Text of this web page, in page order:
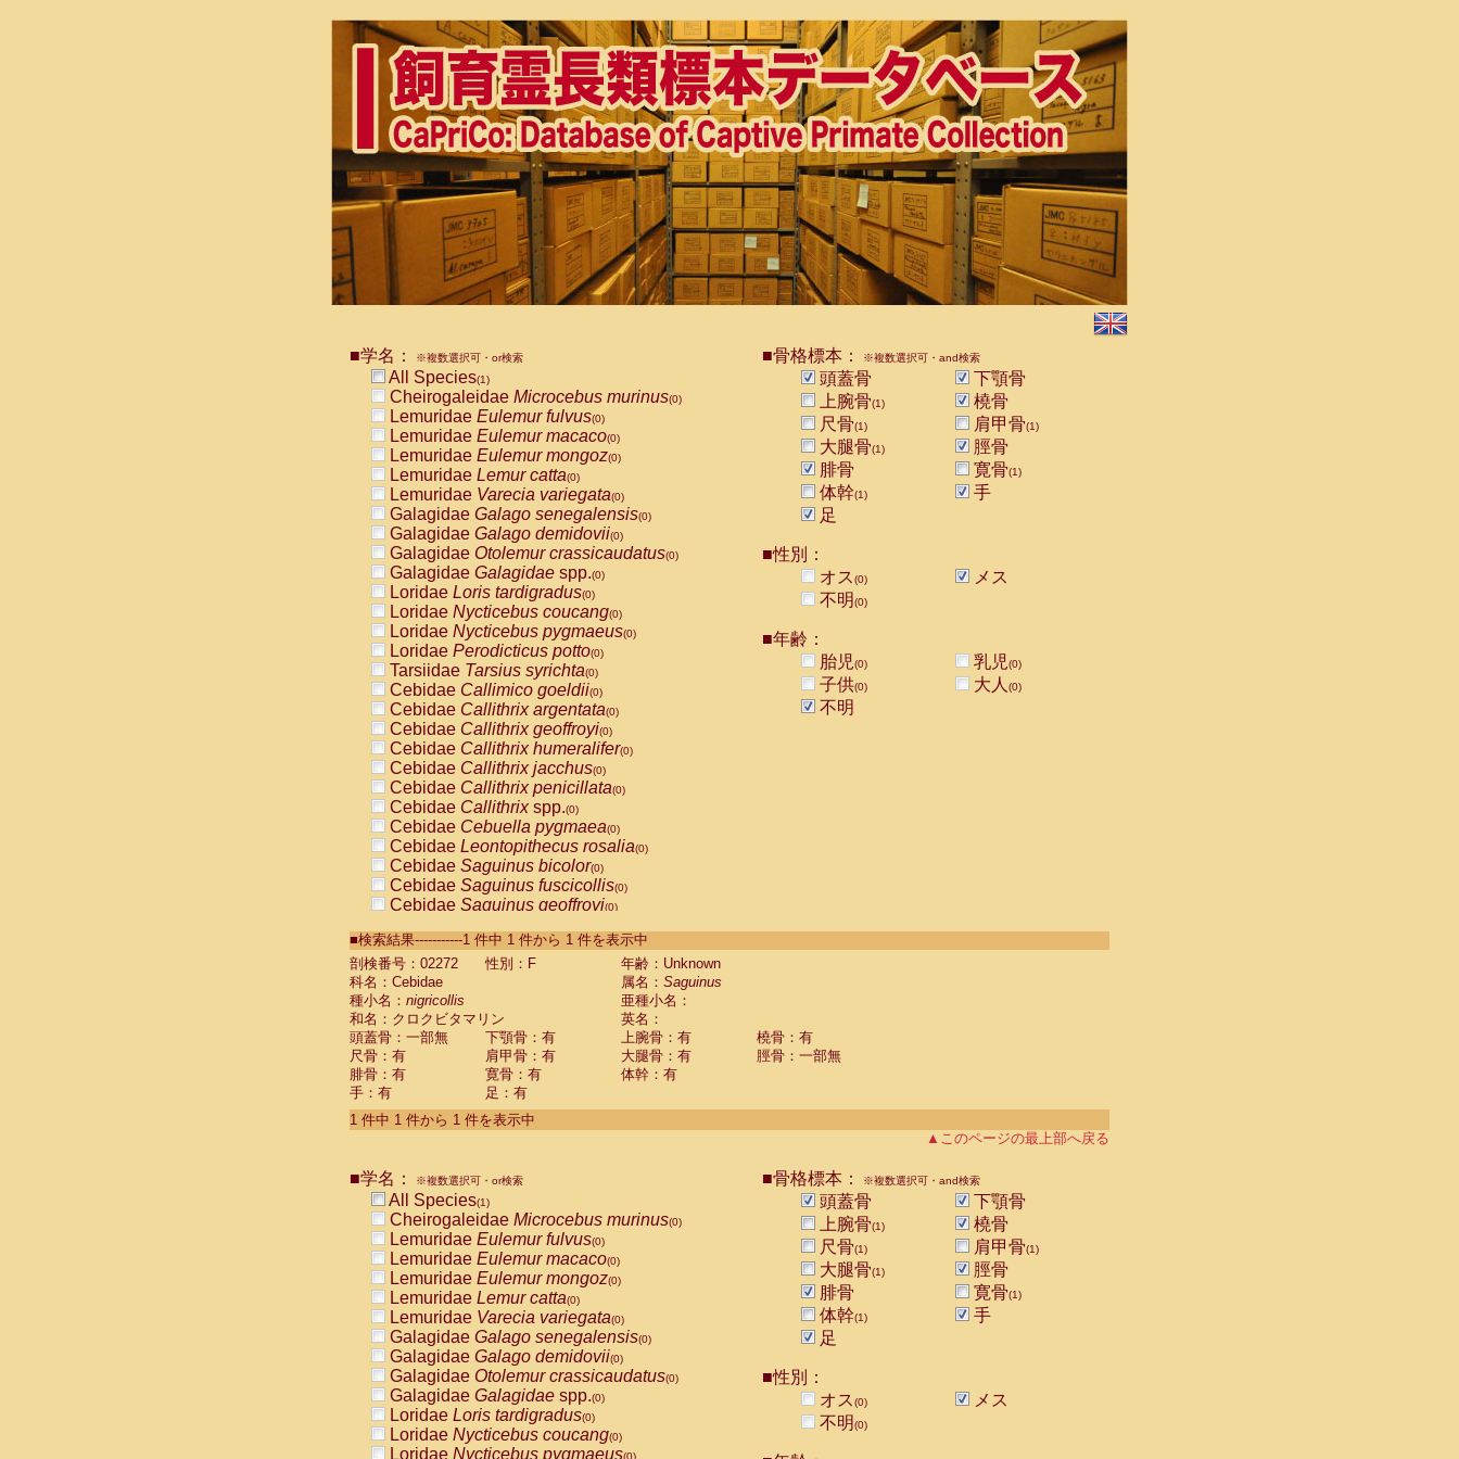
■学名： ※複数選択可・or検索
All Species(1)
Cheirogaleidae Microcebus murinus(0)
Lemuridae Eulemur fulvus(0)
Lemuridae Eulemur macaco(0)
Lemuridae Eulemur mongoz(0)
Lemuridae Lemur catta(0)
Lemuridae Varecia variegata(0)
Galagidae Galago senegalensis(0)
Galagidae Galago demidovii(0)
Galagidae Otolemur crassicaudatus(0)
Galagidae Galagidae spp.(0)
Loridae Loris tardigradus(0)
Loridae Nycticebus coucang(0)
Loridae Nycticebus pygmaeus(0)
Loridae Perodicticus potto(0)
Tarsiidae Tarsius syrichta(0)
Cebidae Callimico goeldii(0)
Cebidae Callithrix argentata(0)
Cebidae Callithrix geoffroyi(0)
Cebidae Callithrix humeralifer(0)
Cebidae Callithrix jacchus(0)
Cebidae Callithrix penicillata(0)
Cebidae Callithrixspp.(0)
Cebidae Cebuella pygmaea(0)
Cebidae Leontopithecus rosalia(0)
Cebidae Saguinus bicolor(0)
Cebidae Saguinus fuscicollis(0)
Cebidae Saguinus geoffroyi(0)
CebidaeSaguinus labiatus(0)
Cebidae Saguinus leucopus (0)
Cebidae
CebidaeSaguinus mystax
CebidaeSaguinus nigricollis (1)
Cebidae Saguinus oedipus
Cebidae Saguinus weddelli
Cebidae Saguinusspp.
Cebidae Aotus trivirgatus
Cebidae Cebus albifrons
CebidaeCebus nigrivittatus
CebidaeCebus
CebidaeSaimiri boliviensis(0)
CebidaeSaimiri sciureus(0)
AtelidaeAlouatta caraya(0)
AtelidaeAlouatta fusca(0)
AtelidaeAlouatta seniculus
AtelidaeAlouattaspp.(0)
AtelidaeAteles belzebuth(0)
AtelidaeAteles geoffroyi(0)
AtelidaeAteles paniscus(0)
AtelidaeAtelesspp.(0)
Atelidae Lagothrix lagothricha
AtelidaeLagothrix lagothricha cana
PitheciidaeCacajao calvus rubicundus
■骨格標本： ※複数選択可・and検索
頭蓋骨
下顎骨
上腕骨(1)
橈骨
尺骨(1) 肩甲骨(1)
大腿骨(1)
脛骨
腓骨
寛骨(1)
体幹(1)
手
足
■性別：
オス(0)
メス
不明(0)
■年齢：
胎児(0) 乳児(0)
子供(0) 大人 (0)
不明
■検索結果-----------1 件中 1 件から 1 件を表示中
剖検番号：02272
性別：F
年齢：Unknown
科名：Cebidae
属名： Saguinus
種小名： nigricollis
亜種小名：
和名：クロクビタマリン
英名：
頭蓋骨：一部無
下顎骨：有 上腕骨：有
橈骨：有
尺骨：有
肩甲骨：有 大腿骨：有
脛骨：一部無
腓骨：有
寛骨：有
体幹：有
手：有
足：有
1 件中 1 件から 1 件を表示中
▲このページの最上部へ戻る
■学名： ※複数選択可・or検索
All Species(1)
Cheirogaleidae Microcebus murinus(0)
Lemuridae Eulemur fulvus(0)
Lemuridae Eulemur macaco(0)
Lemuridae Eulemur mongoz(0)
Lemuridae Lemur catta(0)
Lemuridae Varecia variegata(0)
Galagidae Galago senegalensis(0)
Galagidae Galago demidovii(0)
Galagidae Otolemur crassicaudatus(0)
Galagidae Galagidae spp.(0)
Loridae Loris tardigradus(0)
Loridae Nycticebus coucang(0)
Loridae Nycticebus pygmaeus(0)
■骨格標本： ※複数選択可・and検索
頭蓋骨
下顎骨
上腕骨(1)
橈骨
尺骨(1) 肩甲骨(1)
大腿骨(1)
脛骨
腓骨
寛骨(1)
体幹(1)
手
足
■性別：
オス(0)
メス
不明(0)